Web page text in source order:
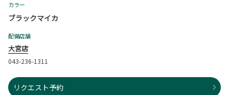
カラー
ブラックマイカ
配備店舗
大宮店
043-236-1311
リクエスト予約